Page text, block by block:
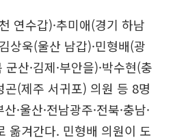
연수갑)·추미애(경기 하남
상욱(울산 남갑)·민형배(광
산·김제·부안을)·박수현(충
곤(제주 서귀포) 의원 등 8명
·울산·전남광주·전북·충남·
옮겨간다. 민형배 의원이 도